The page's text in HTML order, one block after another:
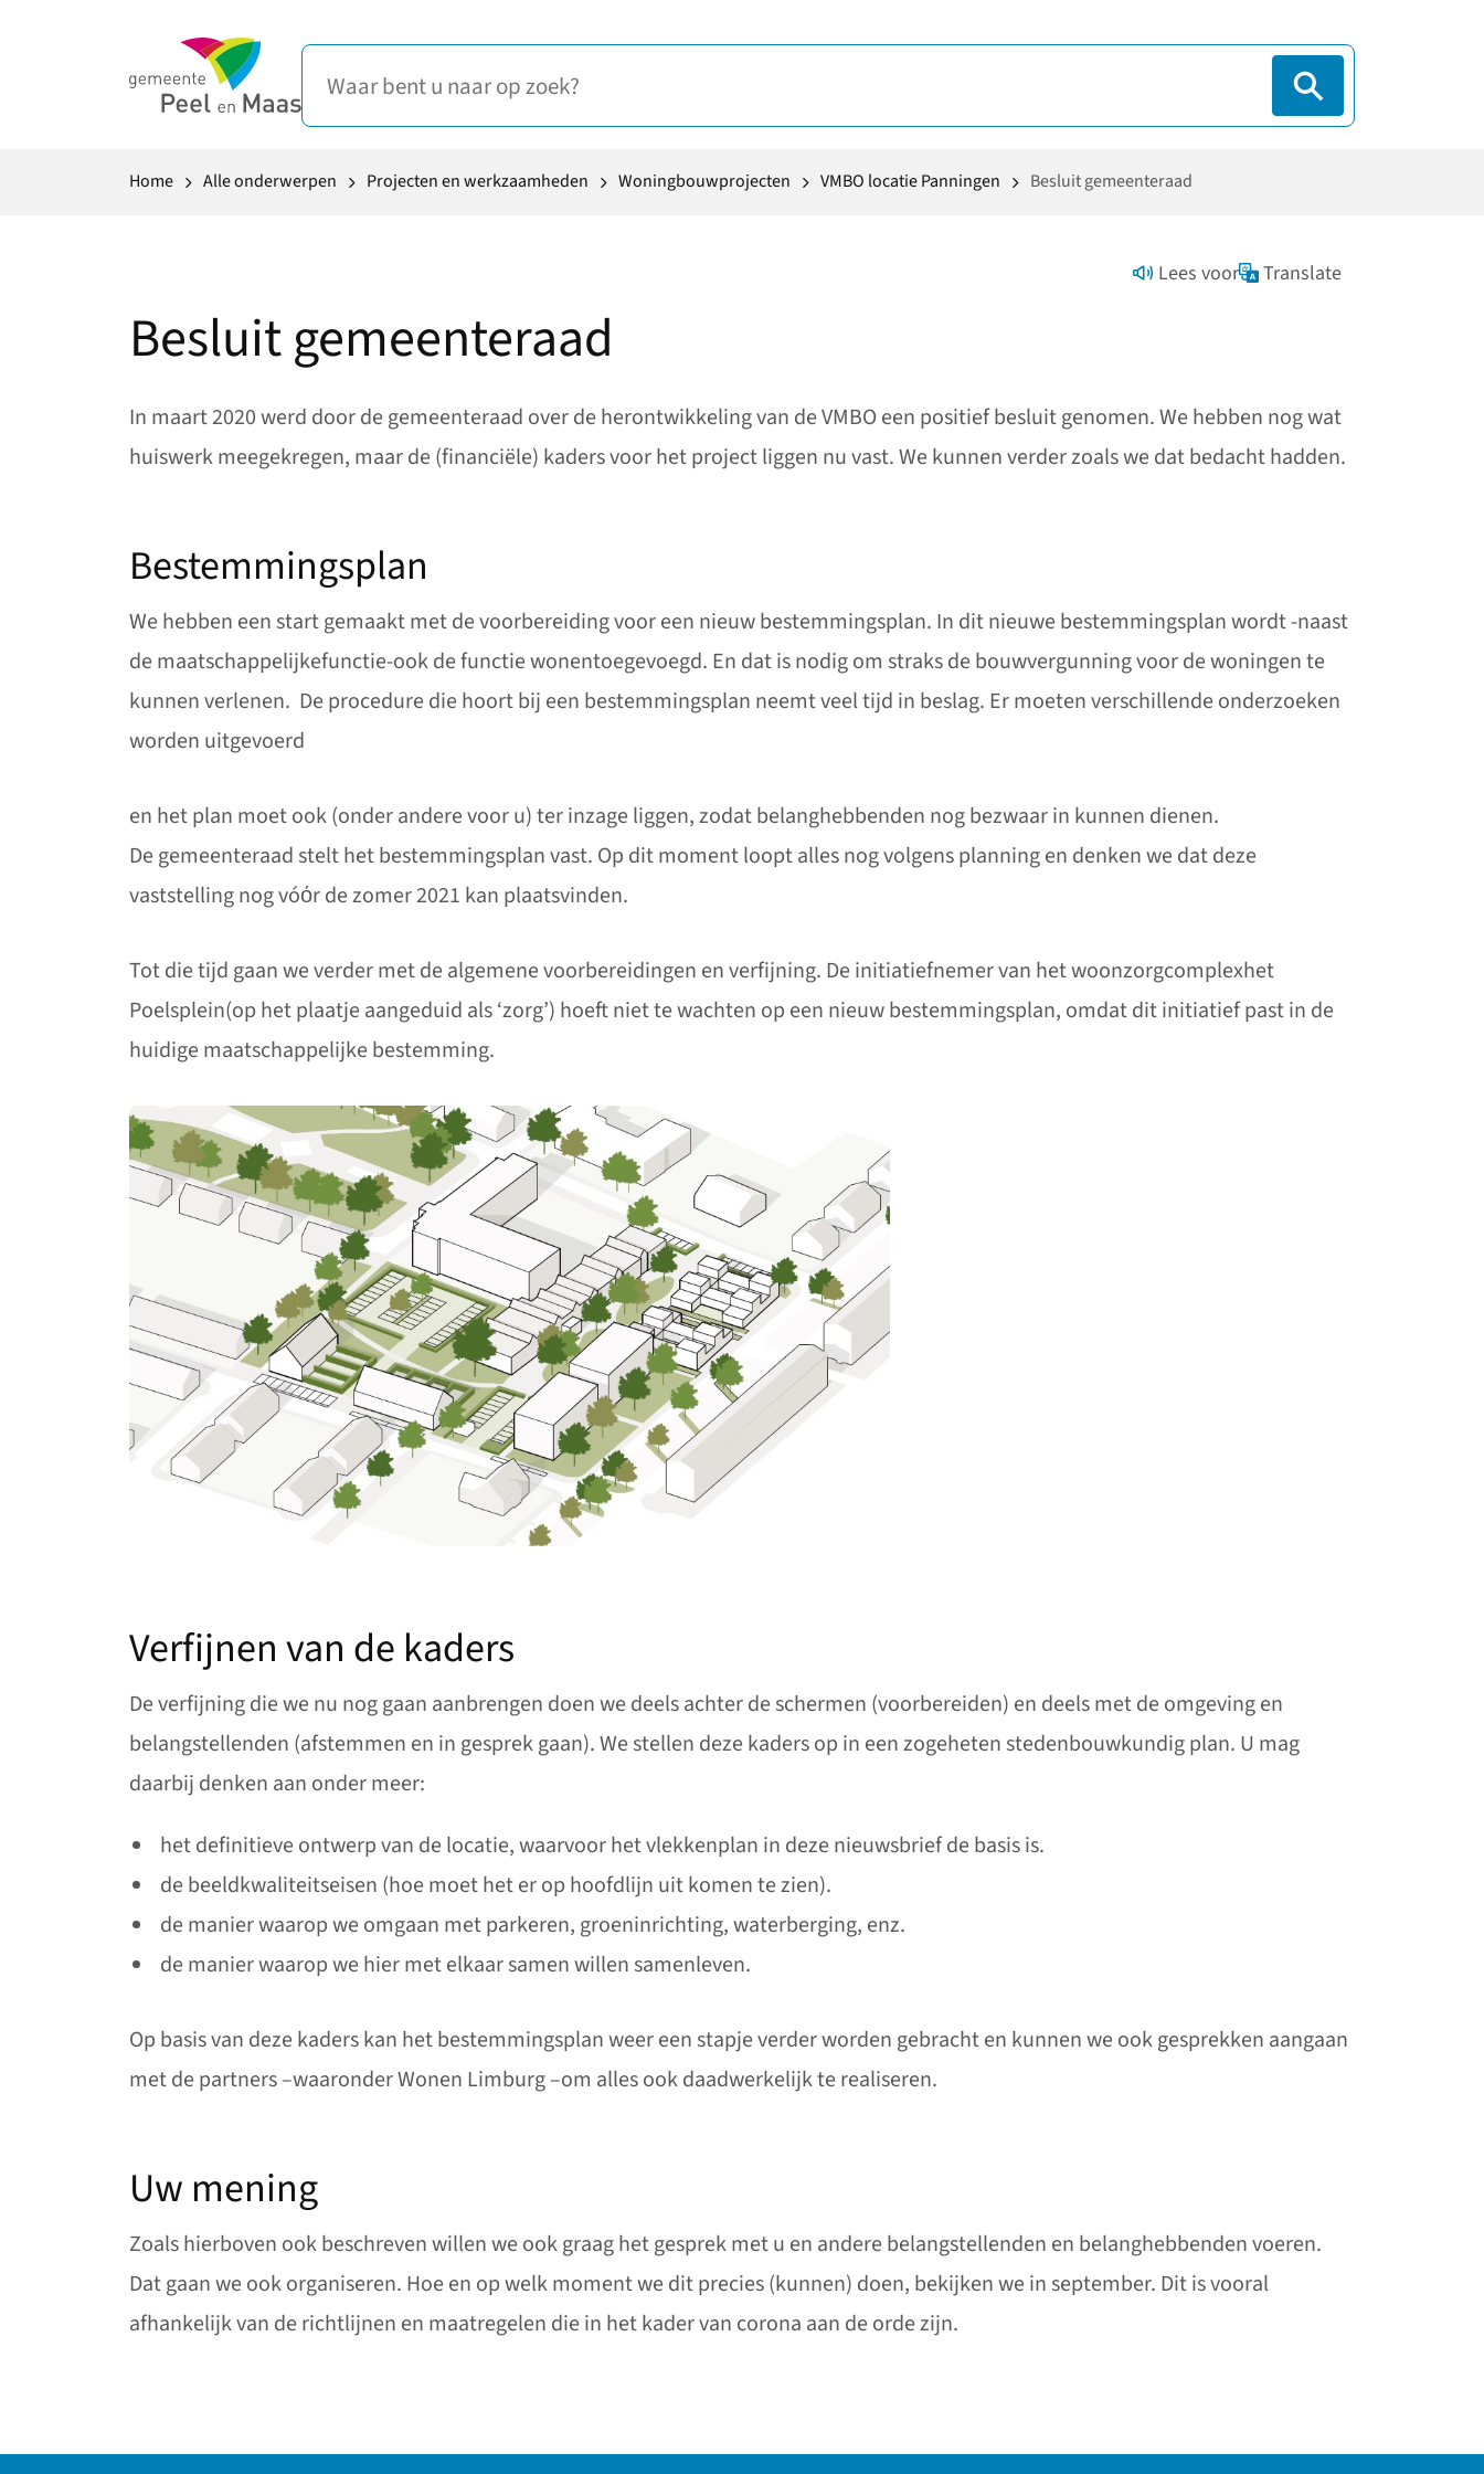
Home Alle onderwerpen Projecten en werkzaamheden Woningbouwprojecten VMBO locatie Panningen Besluit gemeenteraad
Lees voor Translate
Besluit gemeenteraad
In maart 2020 werd door de gemeenteraad over de herontwikkeling van de VMBO een positief besluit genomen. We hebben nog wat
huiswerk meegekregen, maar de (financiële) kaders voor het project liggen nu vast. We kunnen verder zoals we dat bedacht hadden.
Bestemmingsplan
We hebben een start gemaakt met de voorbereiding voor een nieuw bestemmingsplan. In dit nieuwe bestemmingsplan wordt -naast
de maatschappelijkefunctie-ook de functie wonentoegevoegd. En dat is nodig om straks de bouwvergunning voor de woningen te
kunnen verlenen. De procedure die hoort bij een bestemmingsplan neemt veel tijd in beslag. Er moeten verschillende onderzoeken
worden uitgevoerd
en het plan moet ook (onder andere voor u) ter inzage liggen, zodat belanghebbenden nog bezwaar in kunnen dienen.
De gemeenteraad stelt het bestemmingsplan vast. Op dit moment loopt alles nog volgens planning en denken we dat deze
vaststelling nog vóόr de zomer 2021 kan plaatsvinden.
Tot die tijd gaan we verder met de algemene voorbereidingen en verfijning. De initiatiefnemer van het woonzorgcomplexhet
Poelsplein(op het plaatje aangeduid als ‘zorg’) hoeft niet te wachten op een nieuw bestemmingsplan, omdat dit initiatief past in de
huidige maatschappelijke bestemming.
Verfijnen van de kaders
De verfijning die we nu nog gaan aanbrengen doen we deels achter de schermen (voorbereiden) en deels met de omgeving en
belangstellenden (afstemmen en in gesprek gaan). We stellen deze kaders op in een zogeheten stedenbouwkundig plan. U mag
daarbij denken aan onder meer:
het definitieve ontwerp van de locatie, waarvoor het vlekkenplan in deze nieuwsbrief de basis is.
de beeldkwaliteitseisen (hoe moet het er op hoofdlijn uit komen te zien).
de manier waarop we omgaan met parkeren, groeninrichting, waterberging, enz.
de manier waarop we hier met elkaar samen willen samenleven.
Op basis van deze kaders kan het bestemmingsplan weer een stapje verder worden gebracht en kunnen we ook gesprekken aangaan
met de partners –waaronder Wonen Limburg –om alles ook daadwerkelijk te realiseren.
Uw mening
Zoals hierboven ook beschreven willen we ook graag het gesprek met u en andere belangstellenden en belanghebbenden voeren.
Dat gaan we ook organiseren. Hoe en op welk moment we dit precies (kunnen) doen, bekijken we in september. Dit is vooral
afhankelijk van de richtlijnen en maatregelen die in het kader van corona aan de orde zijn.